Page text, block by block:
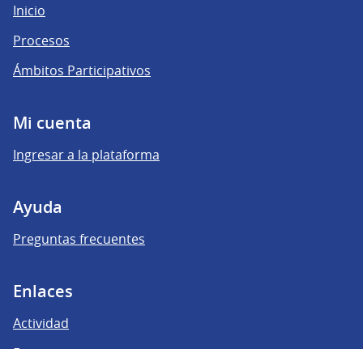
Inicio
Procesos
Ámbitos Participativos
Mi cuenta
Ingresar a la plataforma
Ayuda
Preguntas frecuentes
Enlaces
Actividad